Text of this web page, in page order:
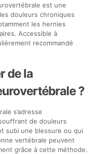
est une
douleurs chroniques
les hernies
Accessible à
recommandé
de la
?
s’adresse
de douleurs
subi une blessure ou qui
vertébrale peuvent
grâce à cette méthode.